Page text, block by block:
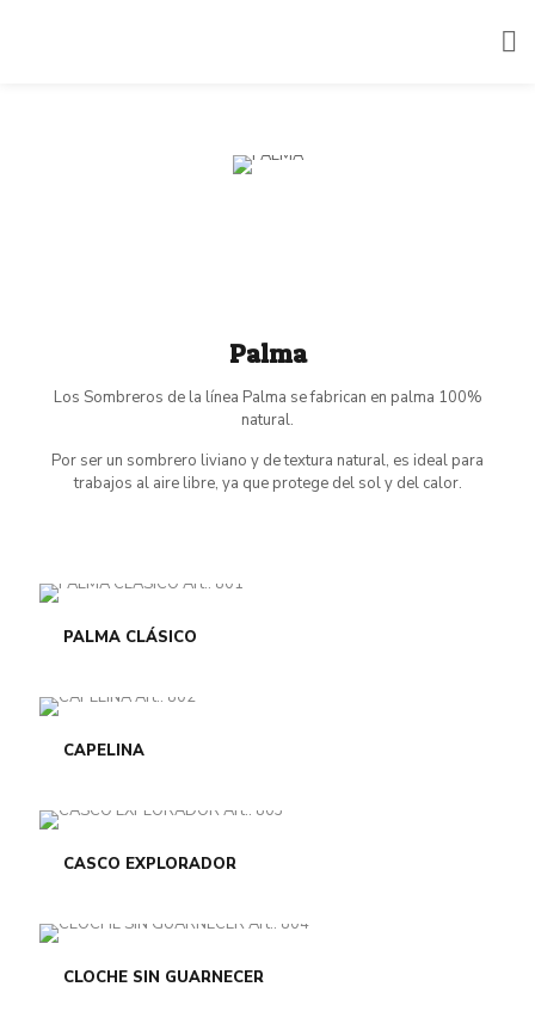
Palma
Los Sombreros de la línea Palma se fabrican en palma 100%
natural.
Por ser un sombrero liviano y de textura natural, es ideal para
trabajos al aire libre, ya que protege del sol y del calor.
PALMA CLÁSICO
CAPELINA
CASCO EXPLORADOR
CLOCHE SIN GUARNECER